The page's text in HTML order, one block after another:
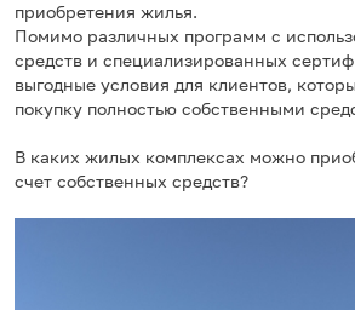
приобретения жилья.
Помимо различных программ с
средств и специализированных
выгодные условия для клиентов,
покупку полностью собственными
В каких жилых комплексах можно
счет собственных средств?